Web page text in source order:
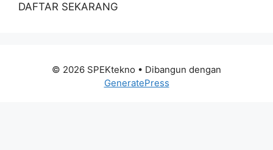
DAFTAR SEKARANG
© 2026 SPEKtekno • Dibangun dengan
GeneratePress